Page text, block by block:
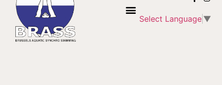
Select Language ▼